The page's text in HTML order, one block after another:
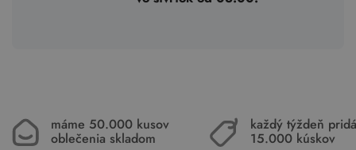
máme 50.000 kusov
oblečenia skladom
každý týždeň
15.000 kúskov